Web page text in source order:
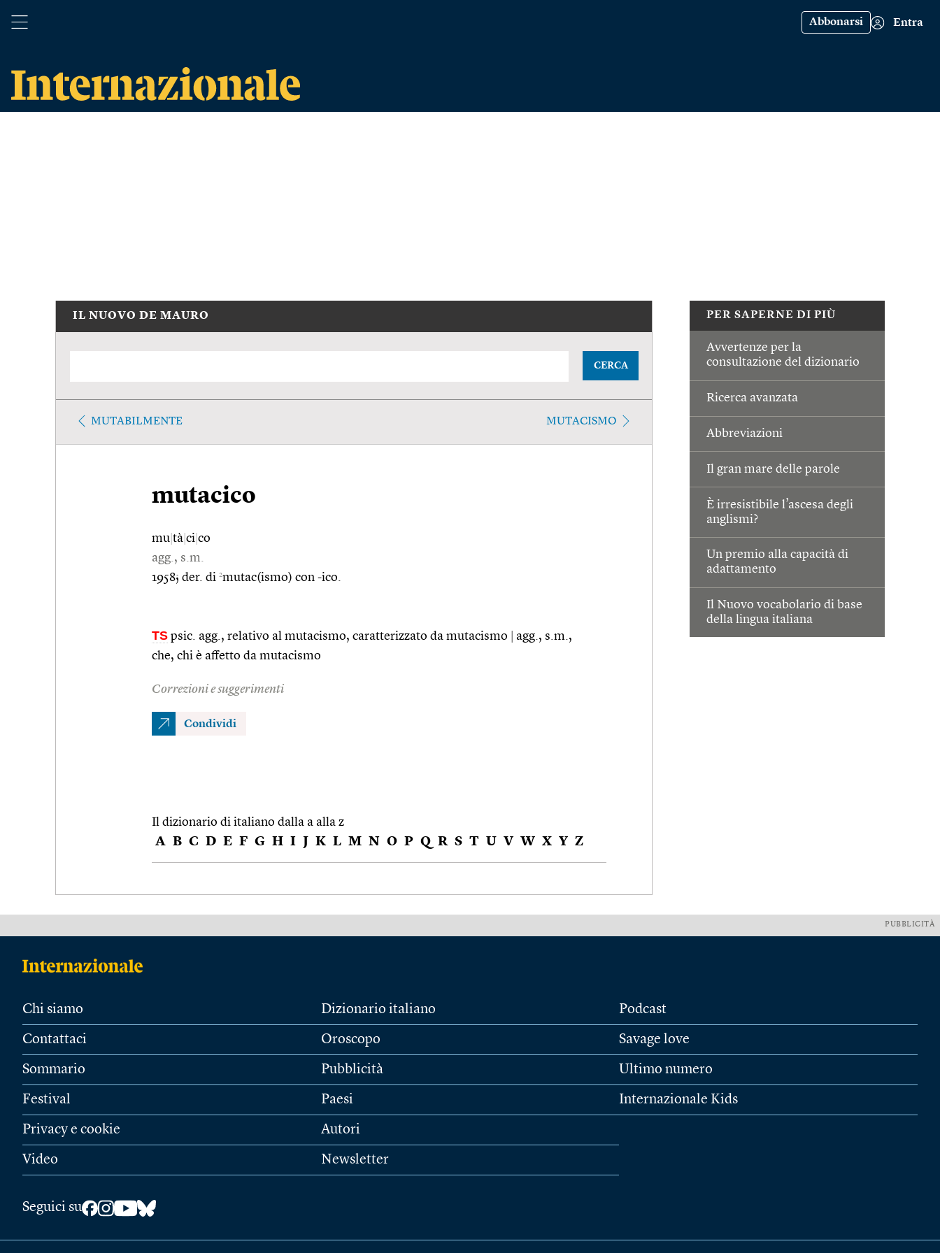
Abbonarsi Entra
PER SAPERNE DI PIÙ
Avvertenze per la
consultazione del dizionario
Ricerca avanzata
Abbreviazioni
Il gran mare delle parole
È irresistibile l’ascesa degli
anglismi?
Un premio alla capacità di
adattamento
Il Nuovo vocabolario di base
della lingua italiana
IL NUOVO DE MAURO
CERCA
MUTABILMENTE MUTACISMO
mutacico
mu tà ci co
agg., s.m.
1958; der. di 2mutac(ismo) con -ico.
TS psic. agg., relativo al mutacismo, caratterizzato da mutacismo
agg., s.m.,
che, chi è affetto da mutacismo
Correzioni e suggerimenti
Condividi
Il dizionario di italiano dalla a alla z
A B C D E F G H I J K L M N O P Q R S T U V W X Y Z
PUBBLICITÀ
Chi siamo
Contattaci
Sommario
Festival
Privacy e cookie
Video
Dizionario italiano
Oroscopo
Pubblicità
Paesi
Autori
Newsletter
Podcast
Savage love
Ultimo numero
Internazionale Kids
Seguici su